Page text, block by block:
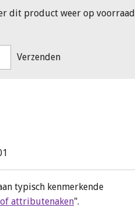
dit product weer op voorraad
Verzenden
typisch kenmerkende
attributenaken".